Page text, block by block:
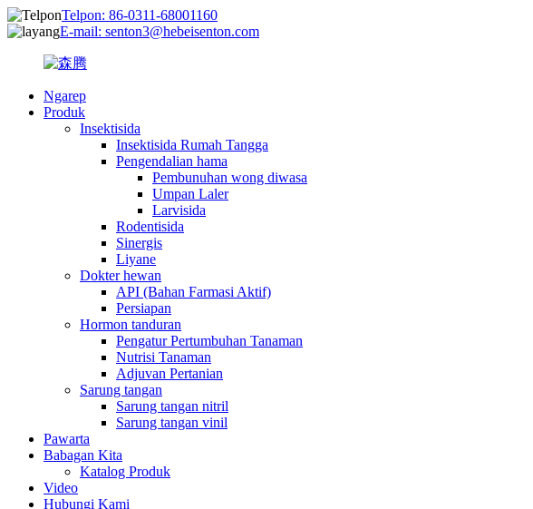
Telpon: 86-0311-68001160
E-mail: senton3@hebeisenton.com
Ngarep
Produk
Insektisida
Insektisida Rumah Tangga
Pengendalian hama
Pembunuhan wong diwasa
Umpan Laler
Larvisida
Rodentisida
Sinergis
Liyane
Dokter hewan
API (Bahan Farmasi Aktif)
Persiapan
Hormon tanduran
Pengatur Pertumbuhan Tanaman
Nutrisi Tanaman
Adjuvan Pertanian
Sarung tangan
Sarung tangan nitril
Sarung tangan vinil
Pawarta
Babagan Kita
Katalog Produk
Video
Hubungi Kami